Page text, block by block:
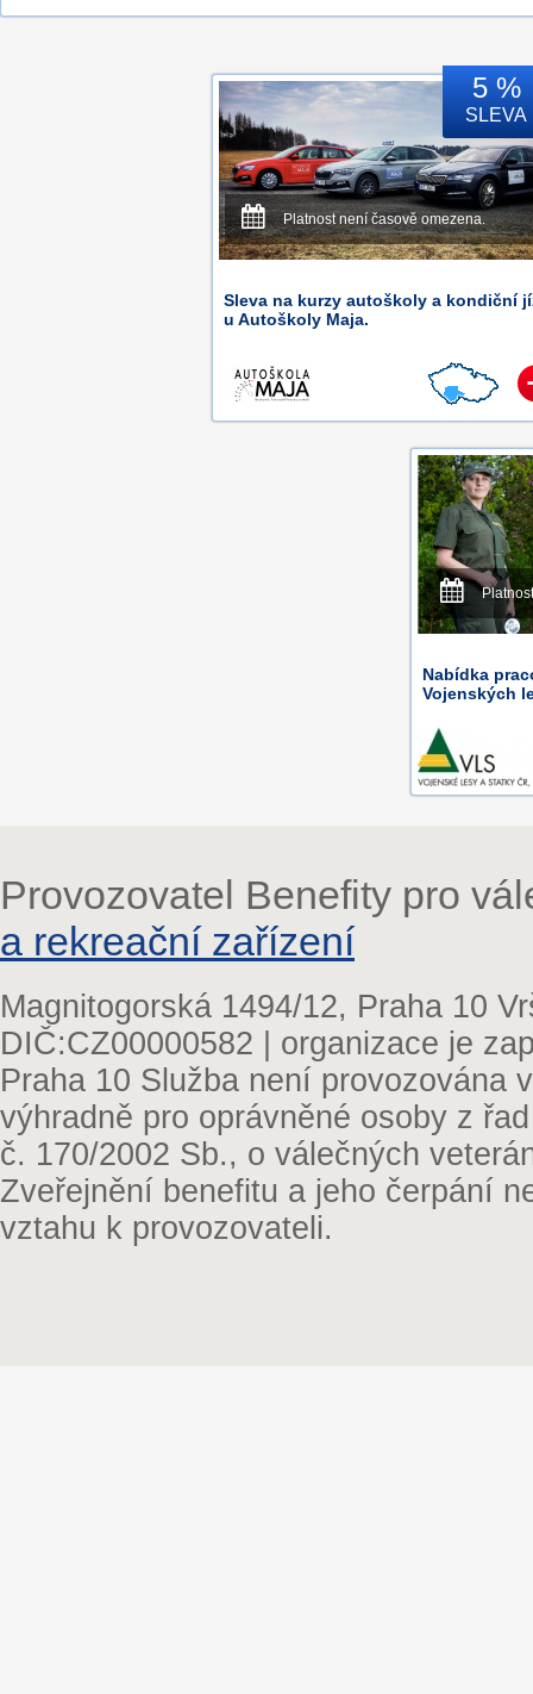
5 %
SLEVA
Platnost není časově omezena.
Sleva na kurzy autoškoly a kondiční
u Autoškoly Maja.
Nabídka
Vojenských
Provozovatel Benefity pro
a rekreační zařízení
Magnitogorská 1494/12, Praha 10
DIČ:CZ00000582 | organizace je
Praha 10 Služba není provozována
výhradně pro oprávněné osoby z
č. 170/2002 Sb., o válečných
Zveřejnění benefitu a jeho čerpání
vztahu k provozovateli.